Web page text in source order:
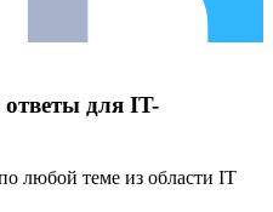
для IT-
любой теме из области IT